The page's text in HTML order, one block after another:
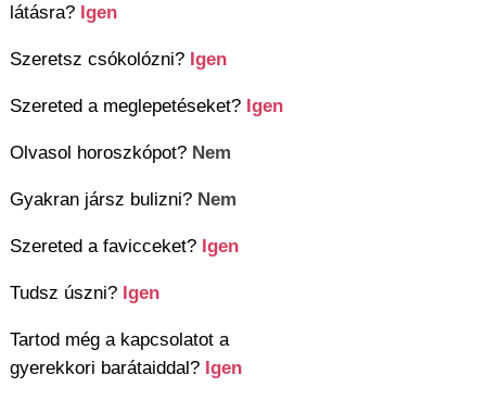
látásra? Igen
Szeretsz csókolózni? Igen
Szereted a meglepetéseket? Igen
Olvasol horoszkópot? Nem
Gyakran jársz bulizni? Nem
Szereted a favicceket? Igen
Tudsz úszni? Igen
Tartod még a kapcsolatot a
gyerekkori barátaiddal? Igen